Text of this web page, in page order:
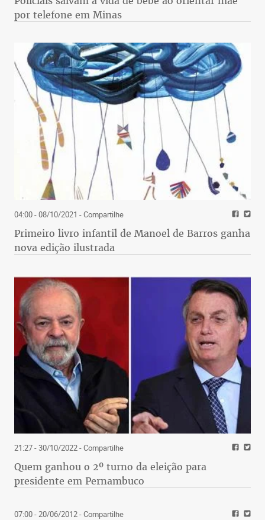
por telefone em Minas
04:00 - 08/10/2021 - Compartilhe
Primeiro livro infantil de Manoel de Barros ganha
nova edição ilustrada
21:27 - 30/10/2022- Compartilhe
Quem ganhou o 2º turno da eleição para
presidente em Pernambuco
07:00 - 20/06/2012- Compartilhe